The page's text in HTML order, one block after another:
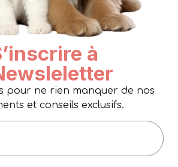
à
pour ne rien manquer de nos
et conseils exclusifs.